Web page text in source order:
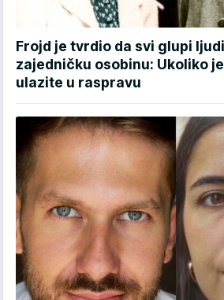
Frojd je tvrdio da svi glupi
zajedničku osobinu: Ukoliko
ulazite u raspravu